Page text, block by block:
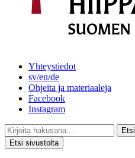
Yhteystiedot
sv/en/de
Ohjeita ja materiaaleja
Facebook
Instagram
Etsi
Etsi sivustolta